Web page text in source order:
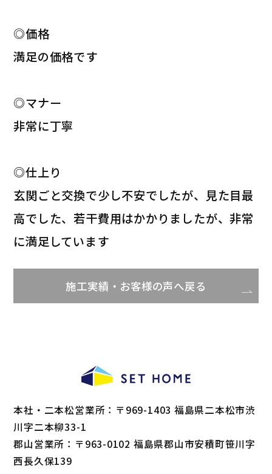
◎価格
満足の価格です
◎マナー
非常に丁寧
◎仕上り
玄関ごと交換で少し不安でしたが、見た目最
高でした、若干費用はかかりましたが、非常
に満足しています
施工実績・お客様の声へ戻る
本社・二本松営業所：〒969-1403 福島県二本松市渋
川字二本柳33-1
郡山営業所：〒963-0102 福島県郡山市安積町笹川字
西長久保139